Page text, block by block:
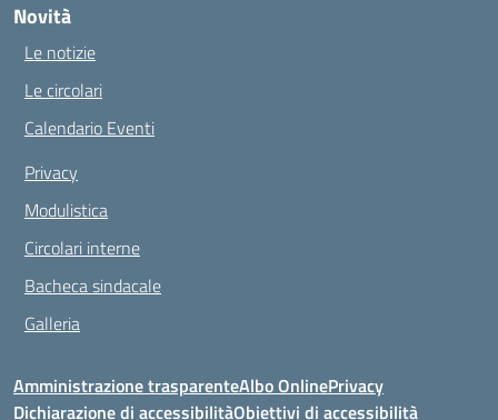
Novità
Le notizie
Le circolari
Calendario Eventi
Privacy
Modulistica
Circolari interne
Bacheca sindacale
Galleria
Amministrazione trasparenteAlbo OnlinePrivacy
Dichiarazione di accessibilitàObiettivi di accessibilità